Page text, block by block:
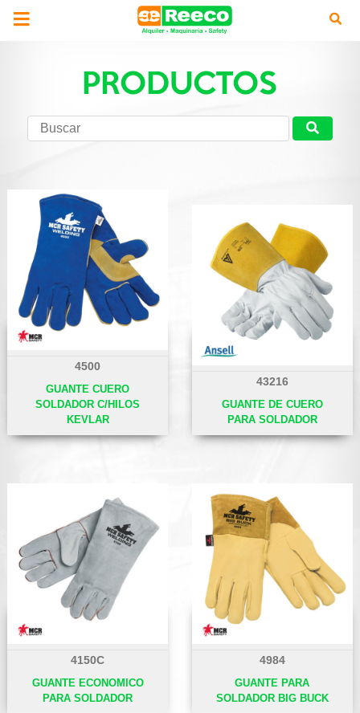
PRODUCTOS
4500
GUANTE CUERO
SOLDADOR C/HILOS
KEVLAR
43216
GUANTE DE CUERO
PARA SOLDADOR
4150C
GUANTE ECONOMICO
PARA SOLDADOR
4984
GUANTE PARA
SOLDADOR BIG BUCK